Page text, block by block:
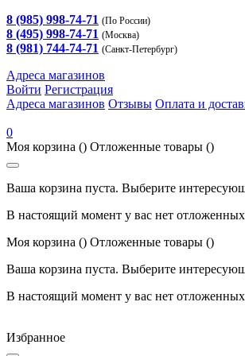
8 (985) 998-74-71 (По России)
8 (495) 998-74-71 (Москва)
8 (981) 744-74-71 (Санкт-Петербург)
Адреса магазинов
Войти Регистрация
Адреса магазинов Отзывы Оплата и
0
Моя корзина () Отложенные товары ()
Ваша корзина пуста. Выберите
В настоящий момент у вас нет отложенных
Моя корзина () Отложенные товары ()
Ваша корзина пуста. Выберите
В настоящий момент у вас нет отложенных
Избранное